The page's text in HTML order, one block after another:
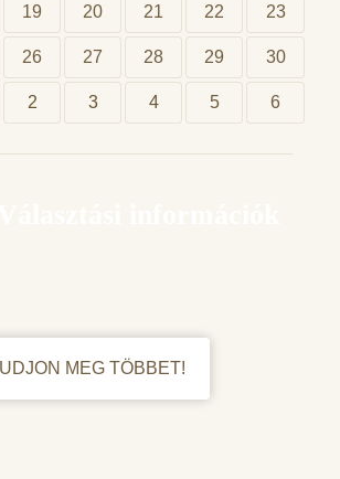
19 20 21 22 23
26 27 28 29 30
2 3 4 5 6
MEG TÖBBET!